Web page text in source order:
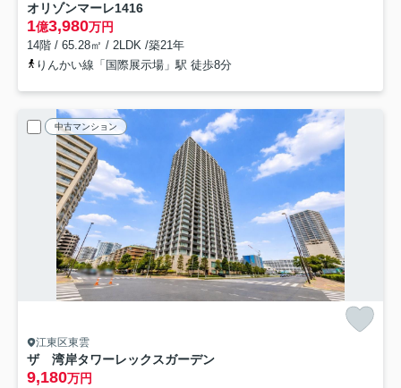
オリゾンマーレ1416
1億3,980万円
14階 / 65.28㎡ / 2LDK /築21年
りんかい線「国際展示場」駅 徒歩8分
中古マンション
江東区東雲
ザ 湾岸タワーレックスガーデン
9,180万円